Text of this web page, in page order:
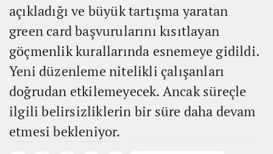
açıkladığı ve büyük tartışma yaratan
green card başvurularını kısıtlayan
göçmenlik kurallarında esnemeye gidildi.
Yeni düzenleme nitelikli çalışanları
doğrudan etkilemeyecek. Ancak süreçle
ilgili belirsizliklerin bir süre daha devam
etmesi bekleniyor.